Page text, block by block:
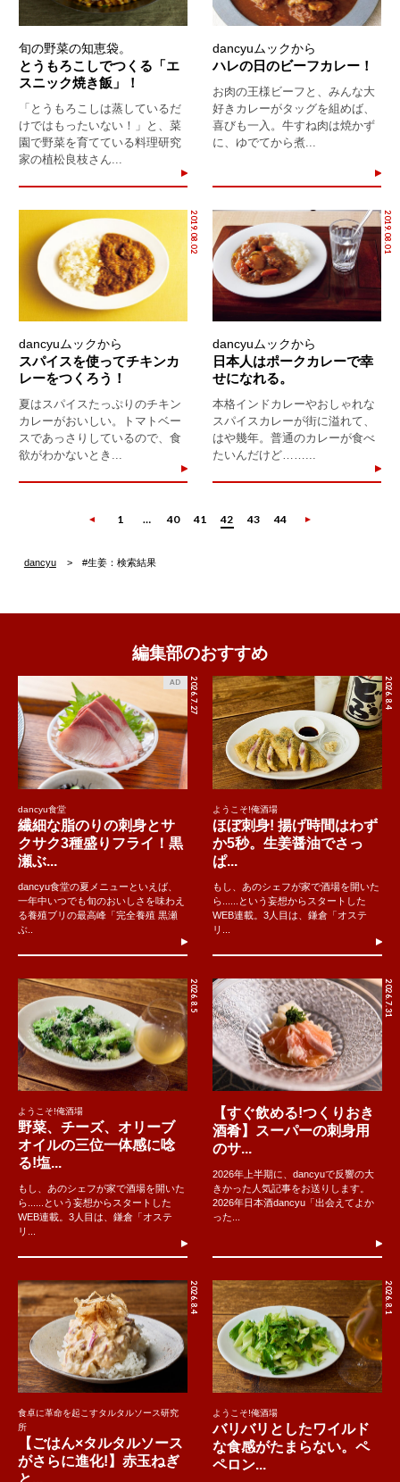
旬の野菜の知恵袋。
とうもろこしでつくる「エ
スニック焼き飯」！
「とうもろこしは蒸しているだ
けではもったいない！」と、菜
園で野菜を育てている料理研究
家の植松良枝さん...
dancyuムックから
ハレの日のビーフカレー！
お肉の王様ビーフと、みんな大
好きカレーがタッグを組めば、
喜びも一入。牛すね肉は焼かず
に、ゆでてから煮...
2019.08.02
dancyuムックから
スパイスを使ってチキンカ
レーをつくろう！
夏はスパイスたっぷりのチキン
カレーがおいしい。トマトベー
スであっさりしているので、食
欲がわかないとき...
2019.08.01
dancyuムックから
日本人はポークカレーで幸
せになれる。
本格インドカレーやおしゃれな
スパイスカレーが街に溢れて、
はや幾年。普通のカレーが食べ
たいんだけど……...
1 … 40 41 42 43 44
dancyu #生姜：検索結果
編集部のおすすめ
2026.7.27
AD
dancyu食堂
繊細な脂のりの刺身とサ
クサク3種盛りフライ！黒
瀬ぶ...
dancyu食堂の夏メニューといえば、
一年中いつでも旬のおいしさを味わえ
る養殖ブリの最高峰「完全養殖 黒瀬
ぶ..
2026.8.4
ようこそ!俺酒場
ほぼ刺身! 揚げ時間はわず
か5秒。生姜醤油でさっ
ぱ...
もし、あのシェフが家で酒場を開いた
ら......という妄想からスタートした
WEB連載。3人目は、鎌倉「オステ
リ...
2026.8.5
ようこそ!俺酒場
野菜、チーズ、オリーブ
オイルの三位一体感に唸
る!塩...
もし、あのシェフが家で酒場を開いた
ら......という妄想からスタートした
WEB連載。3人目は、鎌倉「オステ
リ...
2026.7.31
【すぐ飲める!つくりおき
酒肴】スーパーの刺身用
のサ...
2026年上半期に、dancyuで反響の大
きかった人気記事をお送りします。
2026年日本酒dancyu「出会えてよか
った...
2026.8.4
食卓に革命を起こすタルタルソース研究
所
【ごはん×タルタルソース
がさらに進化!】赤玉ねぎ
2026.8.1
ようこそ!俺酒場
バリバリとしたワイルド
な食感がたまらない。ペ
ペロン...